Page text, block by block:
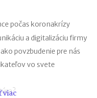
počas koronakrízy
a digitalizáciu firmy
povzbudenie pre nás
vo svete
viac